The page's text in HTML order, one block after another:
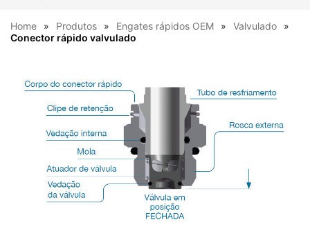
Home Produtos Engates rápidos OEM
Valvulado
Conector rápido valvulado